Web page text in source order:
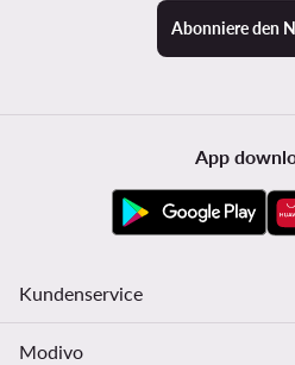
Abonniere den
App
Kundenservice
Modivo